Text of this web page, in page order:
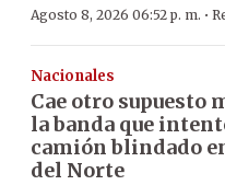
Agosto 8, 2026 06:52 p. m. ·
Nacionales
Cae otro supuesto
la banda que
camión blindado
del Norte